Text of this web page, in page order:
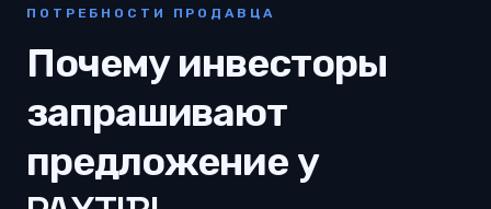
ПОТРЕБНОСТИ ПРОДАВЦА
Почему инвесторы
запрашивают
предложение у